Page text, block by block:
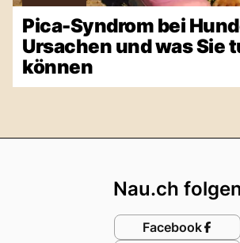
Pica-Syndrom bei
Ursachen und was Sie
können
Nau.ch folgen
Facebook